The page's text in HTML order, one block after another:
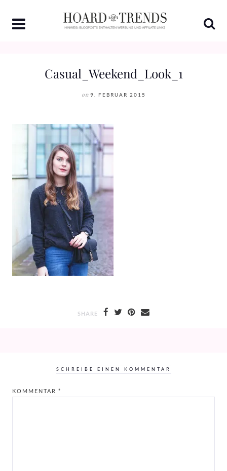
content
Casual_Weekend_Look_1
on 9. FEBRUAR 2015
SHARE
SCHREIBE EINEN KOMMENTAR
KOMMENTAR *